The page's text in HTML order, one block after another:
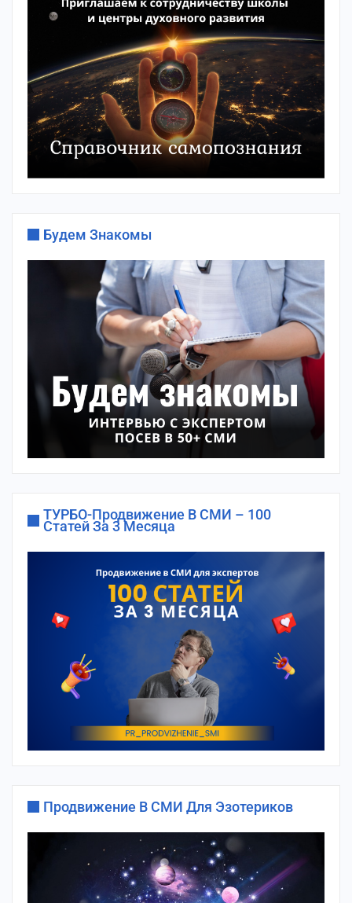
Будем Знакомы
ТУРБО-Продвижение В СМИ – 100
Статей За 3 Месяца
Продвижение В СМИ Для Эзотериков